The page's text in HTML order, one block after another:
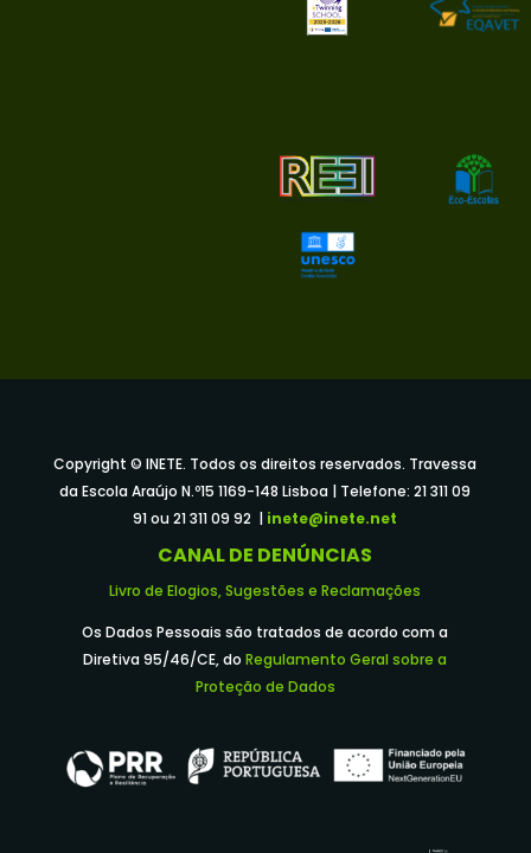
Copyright © INETE. Todos os direitos reservados. Travessa
da Escola Araújo N.º15 1169-148 Lisboa | Telefone: 21 311 09
91 ou 21 311 09 92 | inete@inete.net
CANAL DE DENÚNCIAS
Livro de Elogios, Sugestões e Reclamações
Os Dados Pessoais são tratados de acordo com a
Diretiva 95/46/CE, doRegulamento Geral sobre a
Proteção de Dados